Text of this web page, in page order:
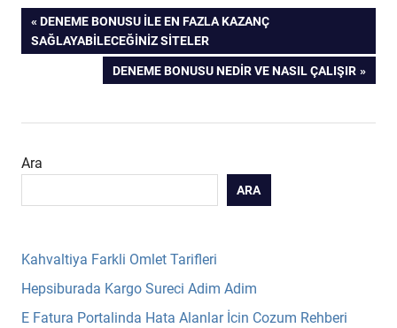
Yazı
gezinmesi
PREVIOUS
POST:
DENEME BONUSU İLE EN FAZLA KAZANÇ
SAĞLAYABILECEĞINIZ SITELER
NEXT
POST:
DENEME BONUSU NEDIR VE NASIL ÇALIŞIR
Ara
ARA
Kahvaltiya Farkli Omlet Tarifleri
Hepsiburada Kargo Sureci Adim Adim
E Fatura Portalinda Hata Alanlar İcin Cozum Rehberi